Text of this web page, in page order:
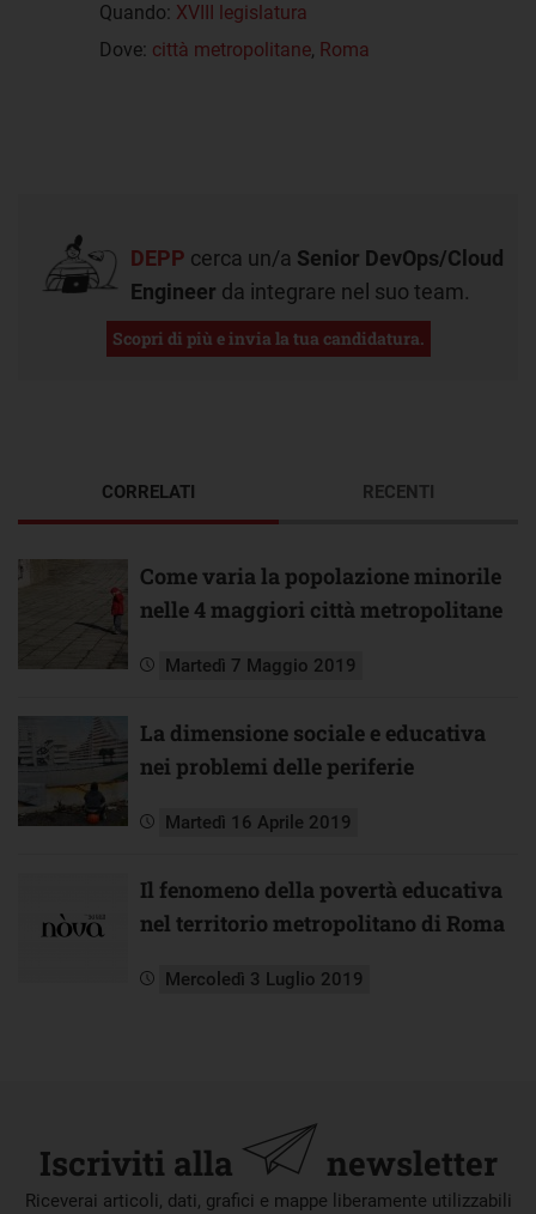
Quando: XVIII legislatura
Dove: città metropolitane, Roma
DEPP cerca un/a Senior DevOps/Cloud
Engineer da integrare nel suo team.
Scopri di più e invia la tua candidatura.
CORRELATI
Come varia la popolazione minorile
nelle 4 maggiori città metropolitane
Martedì 7 Maggio 2019
La dimensione sociale e educativa
nei problemi delle periferie
Martedì 16 Aprile 2019
Il fenomeno della povertà educativa
nel territorio metropolitano di Roma
Mercoledì 3 Luglio 2019
RECENTI
Iscriviti alla newsletter
Riceverai articoli, dati, grafici e mappe liberamente utilizzabili